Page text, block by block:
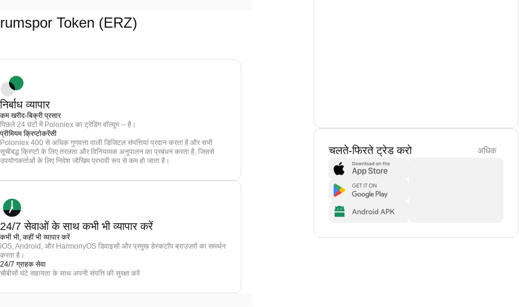
Token (ERZ)
निर्बाध व्यापार
कम खरीद-बिक्री प्रसार
पिछले 24 घंटों में Poloniex का ट्रेडिंग वॉल्यूम -- है।
प्रीमियम क्रिप्टोकरेंसी
Poloniex 400 से अधिक गुणवत्ता वाली डिजिटल संपत्तियां प्रदान करता है और सभी
सूचीबद्ध क्रिप्टो के लिए तरलता और विनियामक अनुपालन का प्रबंधन करता है, जिससे
उपयोगकर्ताओं के लिए निवेश जोखिम प्रभावी रूप से कम हो जाता है।
24/7 सेवाओं के साथ कभी भी व्यापार करें
कभी भी, कहीं भी व्यापार करें
iOS, Android, और HarmonyOS डिवाइसों और प्रमुख डेस्कटॉप ब्राउज़रों का समर्थन
करता है।
24/7 ग्राहक सेवा
चौबीसों घंटे सहायता के साथ अपनी संपत्ति की सुरक्षा करें
चलते-फिरते ट्रेड करो अधिक